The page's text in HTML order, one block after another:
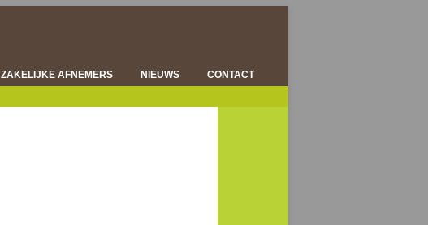
ZAKELIJKE AFNEMERS NIEUWS CONTACT